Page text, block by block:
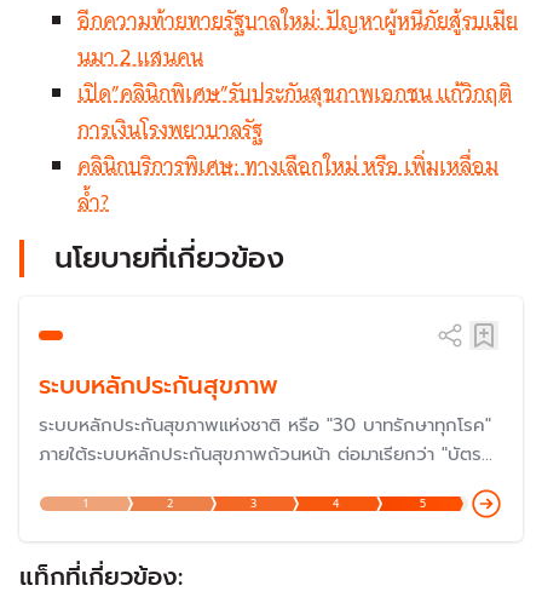
อีกความท้ายทายรัฐบาลใหม่: ปัญหาผู้หนีภัยสู้รบเมีย
นมา 2 แสนคน
เปิด”คลินิกพิเศษ”รับประกันสุขภาพเอกชน แก้วิกฤติ
การเงินโรงพยาบาลรัฐ
คลินิกบริการพิเศษ: ทางเลือกใหม่ หรือ เพิ่มเหลื่อม
ล้ำ?
นโยบายที่เกี่ยวข้อง
ระบบหลักประกันสุขภาพ
ระบบหลักประกันสุขภาพแห่งชาติ หรือ "30 บาทรักษาทุกโรค"
ภายใต้ระบบหลักประกันสุขภาพถ้วนหน้า ต่อมาเรียกว่า "บัตร
ก้าวสู่ปีที่ 23 ในปี 2568 แต่ปัญหายังต้องแก้ไขกันต่อไป โดย
เฉพาะเรื่องงบประมาณและการบริหารจัดการ แม้ว่าเป็นหนึ่งใน
นโยบายที่ประสบความสำเร็จมากที่สุด
1 2 3 4 5
แท็กที่เกี่ยวข้อง: